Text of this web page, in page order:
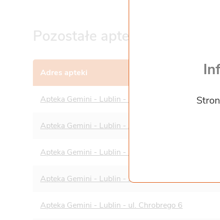
Pozostałe apteki w Lublinie
Adres apteki
Apteka Gemini - Lublin - ul. Unicka 4 lok. 212 i
Apteka Gemini - Lublin - Aleja Tysiąclecia 5
Apteka Gemini - Lublin - ul. 3 Maja 10
Apteka Gemini - Lublin - Żywnego 8
Apteka Gemini - Lublin - ul. Chrobrego 6